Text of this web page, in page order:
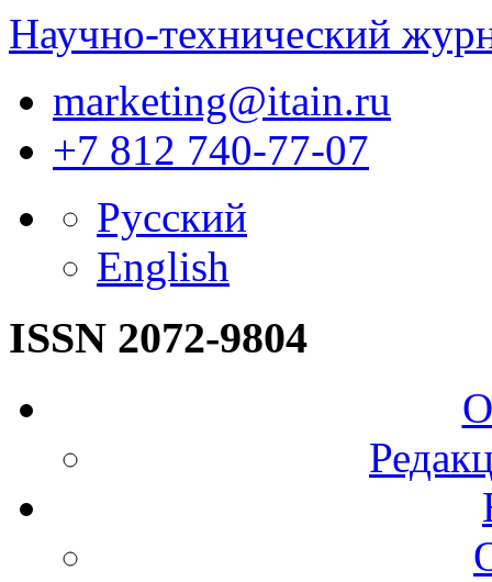
Научно-технический
marketing@itain.ru
+7 812 740-77-07
Русский
English
ISSN 2072-9804